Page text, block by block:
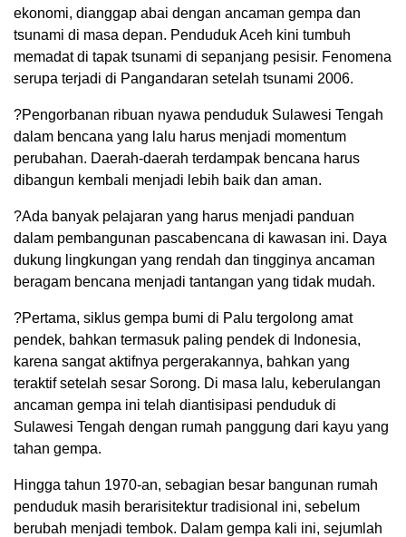
ekonomi, dianggap abai dengan ancaman gempa dan
tsunami di masa depan. Penduduk Aceh kini tumbuh
memadat di tapak tsunami di sepanjang pesisir. Fenomena
serupa terjadi di Pangandaran setelah tsunami 2006.
?Pengorbanan ribuan nyawa penduduk Sulawesi Tengah
dalam bencana yang lalu harus menjadi momentum
perubahan. Daerah-daerah terdampak bencana harus
dibangun kembali menjadi lebih baik dan aman.
?Ada banyak pelajaran yang harus menjadi panduan
dalam pembangunan pascabencana di kawasan ini. Daya
dukung lingkungan yang rendah dan tingginya ancaman
beragam bencana menjadi tantangan yang tidak mudah.
?Pertama, siklus gempa bumi di Palu tergolong amat
pendek, bahkan termasuk paling pendek di Indonesia,
karena sangat aktifnya pergerakannya, bahkan yang
teraktif setelah sesar Sorong. Di masa lalu, keberulangan
ancaman gempa ini telah diantisipasi penduduk di
Sulawesi Tengah dengan rumah panggung dari kayu yang
tahan gempa.
Hingga tahun 1970-an, sebagian besar bangunan rumah
penduduk masih berarisitektur tradisional ini, sebelum
berubah menjadi tembok. Dalam gempa kali ini, sejumlah